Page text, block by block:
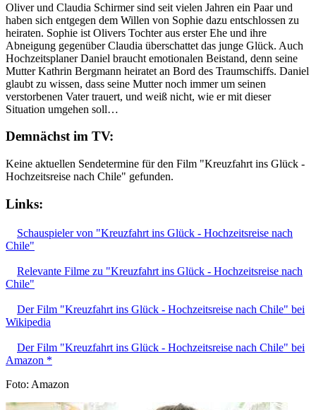
Oliver und Claudia Schirmer sind seit vielen Jahren ein Paar und
haben sich entgegen dem Willen von Sophie dazu entschlossen zu
heiraten. Sophie ist Olivers Tochter aus erster Ehe und ihre
Abneigung gegenüber Claudia überschattet das junge Glück. Auch
Hochzeitsplaner Daniel braucht emotionalen Beistand, denn seine
Mutter Kathrin Bergmann heiratet an Bord des Traumschiffs. Daniel
glaubt zu wissen, dass seine Mutter noch immer um seinen
verstorbenen Vater trauert, und weiß nicht, wie er mit dieser
Situation umgehen soll…
Demnächst im TV:
Keine aktuellen Sendetermine für den Film "Kreuzfahrt ins Glück -
Hochzeitsreise nach Chile" gefunden.
Links:
Schauspieler von "Kreuzfahrt ins Glück - Hochzeitsreise nach
Chile"
Relevante Filme zu "Kreuzfahrt ins Glück - Hochzeitsreise nach
Chile"
Der Film "Kreuzfahrt ins Glück - Hochzeitsreise nach Chile" bei
Wikipedia
Der Film "Kreuzfahrt ins Glück - Hochzeitsreise nach Chile" bei
Amazon *
Foto: Amazon